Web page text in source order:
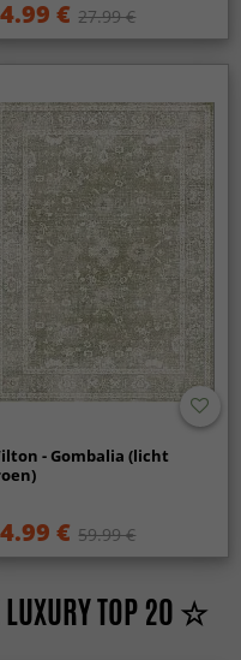
€ 27.99 €
- Gombalia (licht
€ 59.99 €
LUXURY TOP 20 ☆